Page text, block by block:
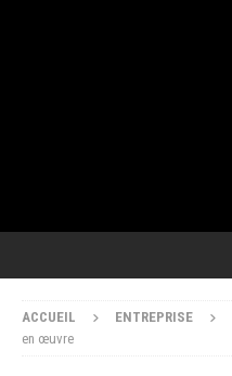
ACCUEIL ENTREPRISE
en œuvre